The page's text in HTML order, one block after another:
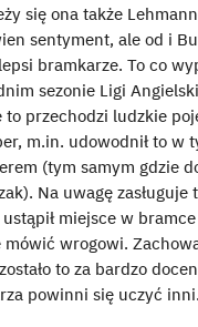
się ona także
sentyment, ale od i
bramkarze. To co
sezonie Ligi
to przechodzi ludzkie
m.in. udowodnił to w
(tym samym gdzie
Na uwagę zasługuje
miejsce w
wrogowi.
to za bardzo
powinni się uczyć inni.